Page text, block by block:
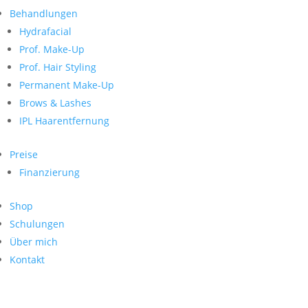
Behandlungen
Hydrafacial
Prof. Make-Up
Prof. Hair Styling
Permanent Make-Up
Brows & Lashes
IPL Haarentfernung
Preise
Finanzierung
Shop
Schulungen
Über mich
Kontakt
nach:
Neueste Kommentare
Archiv
Kategorien
Keine Kategorien
Meta
Anmelden
Feed der Einträge
WordPress.org
Search
nach:
Archive
Kontakt
Impressum
Datenschutz